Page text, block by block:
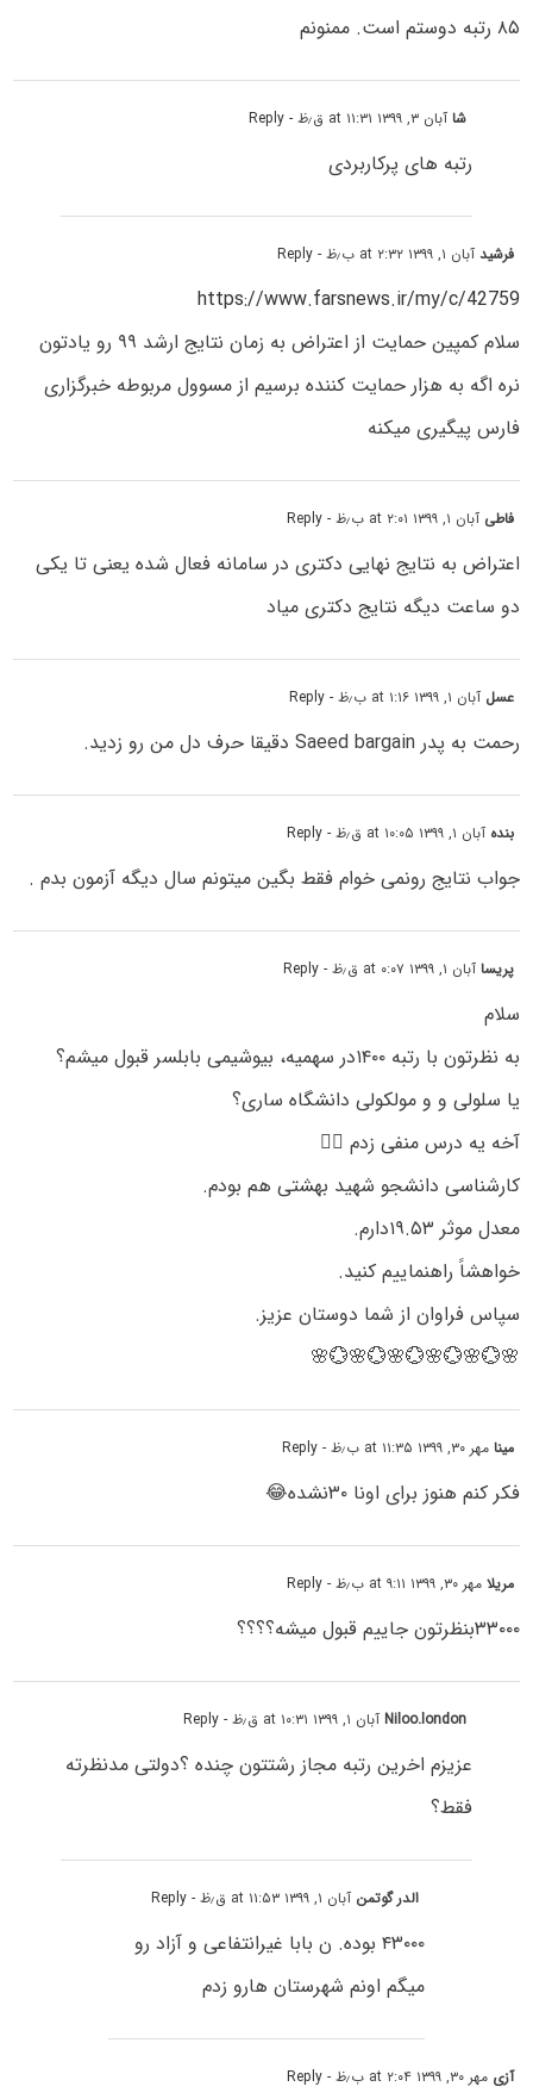
۸۵ رتبه دوستم است. ممنونم
شاآبان ۳, ۱۳۹۹ at ۱۱:۳۱ ق٫ظ - Reply
رتبه های پرکاربردی
فرشیدآبان ۱, ۱۳۹۹ at ۲:۳۲ ب٫ظ - Reply
https://www.farsnews.ir/my/c/42759
سلام کمپین حمایت از اعتراض به زمان نتایج ارشد ۹۹ رو یادتون
نره اگه به هزار حمایت کننده برسیم از مسوول مربوطه خبرگزاری
فارس پیگیری میکنه
فاطی آبان ۱, ۱۳۹۹ at ۲:۰۱ ب٫ظ - Reply
اعتراض به نتایج نهایی دکتری در سامانه فعال شده یعنی تا یکی
دو ساعت دیگه نتایج دکتری میاد
عسل آبان ۱, ۱۳۹۹ at ۱:۱۶ ب٫ظ - Reply
رحمت به پدر Saeed bargain دقیقا حرف دل من رو زدید.
بنده آبان ۱, ۱۳۹۹ at ۱۰:۰۵ ق٫ظ - Reply
جواب نتایج رونمی خوام فقط بگین میتونم سال دیگه آزمون بدم .
پریساآبان ۱, ۱۳۹۹ at ۰:۰۷ ق٫ظ - Reply
سلام
به نظرتون با رتبه ۱۴۰۰در سهمیه، بیوشیمی بابلسر قبول میشم؟
یا سلولی و و مولکولی دانشگاه ساری؟
آخه یه درس منفی زدم 🤦‍♀️
کارشناسی دانشجو شهید بهشتی هم بودم.
معدل موثر ۱۹.۵۳دارم.
خواهشاََ راهنماییم کنید.
سپاس فراوان از شما دوستان عزیز.
🌸💮🌸💮🌸💮🌸💮🌸💮🌸
مینامهر ۳۰, ۱۳۹۹ at ۱۱:۳۵ ب٫ظ - Reply
فکر کنم هنوز برای اونا ۳۰نشده😂
مریلامهر ۳۰, ۱۳۹۹ at ۹:۱۱ ب٫ظ - Reply
۳۳۰۰۰بنظرتون جاییم قبول میشه؟؟؟؟
Niloo.londonآبان ۱, ۱۳۹۹ at ۱۰:۳۱ ق٫ظ - Reply
عزیزم اخرین رتبه مجاز رشتتون چنده ؟دولتی مدنظرته
فقط؟
الدر گوتمن آبان ۱, ۱۳۹۹ at ۱۱:۵۳ ق٫ظ - Reply
۴۳۰۰۰ بوده. ن بابا غیرانتفاعی و آزاد رو
میگم اونم شهرستان هارو زدم
آزی مهر ۳۰, ۱۳۹۹ at ۲:۰۴ ب٫ظ - Reply